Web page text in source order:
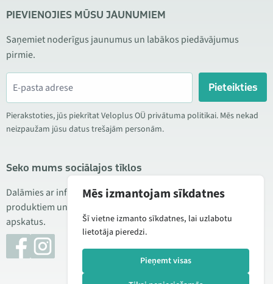
PIEVIENOJIES MŪSU JAUNUMIEM
Saņemiet noderīgus jaunumus un labākos piedāvājumus
pirmie.
Pieteikties
Pierakstoties, jūs piekrītat Veloplus OÜ privātuma politikai. Mēs nekad
neizpaužam jūsu datus trešajām personām.
Seko mums sociālajos tīklos
Dalāmies ar informāciju par izdevīgām akcijām, jauniem
produktiem un servisu. Reizēm publicējam arī produktu
apskatus.
Mēs izmantojam sīkdatnes
Šī vietne izmanto sīkdatnes, lai uzlabotu
lietotāja pieredzi.
Pieņemt visas